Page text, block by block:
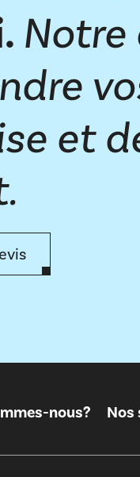
Notre
et
nous? Nos